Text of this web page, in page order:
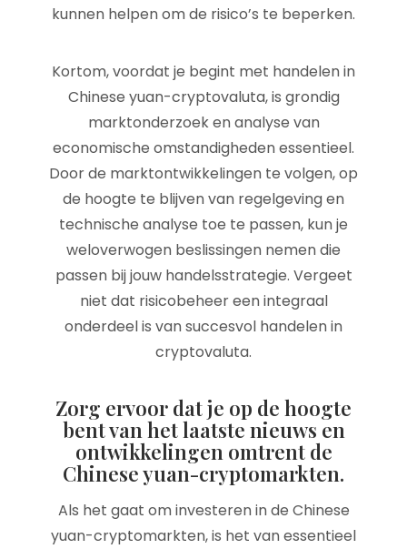
kunnen helpen om de risico’s te beperken.
Kortom, voordat je begint met handelen in
Chinese yuan-cryptovaluta, is grondig
marktonderzoek en analyse van
economische omstandigheden essentieel.
Door de marktontwikkelingen te volgen, op
de hoogte te blijven van regelgeving en
technische analyse toe te passen, kun je
weloverwogen beslissingen nemen die
passen bij jouw handelsstrategie. Vergeet
niet dat risicobeheer een integraal
onderdeel is van succesvol handelen in
cryptovaluta.
Zorg ervoor dat je op de hoogte
bent van het laatste nieuws en
ontwikkelingen omtrent de
Chinese yuan-cryptomarkten.
Als het gaat om investeren in de Chinese
yuan-cryptomarkten, is het van essentieel